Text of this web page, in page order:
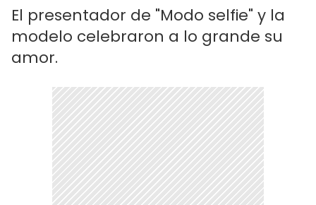
El presentador de "Modo selfie" y la
modelo celebraron a lo grande su
amor.